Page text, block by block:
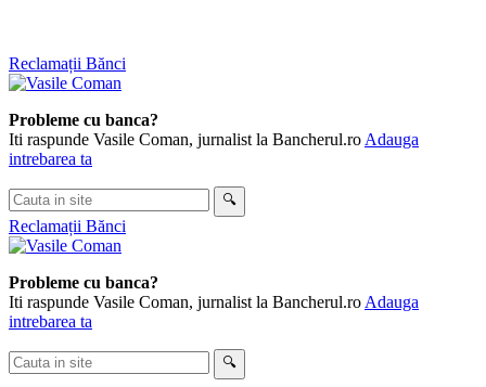
Skip
to
Reclamații Bănci
Probleme cu banca?
Iti raspunde Vasile Coman, jurnalist la Bancherul.ro Adauga
intrebarea ta
Cauta
in
site
🔍
Reclamații Bănci
Probleme cu banca?
Iti raspunde Vasile Coman, jurnalist la Bancherul.ro Adauga
intrebarea ta
Cauta
in
🔍